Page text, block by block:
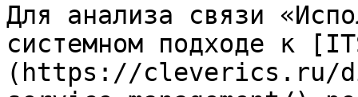
Для анализа связи
системном подходе к
(https://cleverics.ru/